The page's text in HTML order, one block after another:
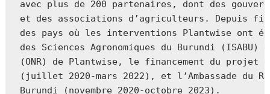
avec plus de 200 partenaires, dont des
et des associations d’agriculteurs.
des pays où les interventions Plantwise ont
des Sciences Agronomiques du Burundi
(ONR) de Plantwise, le financement du
(juillet 2020-mars 2022), et l’Ambassade du
Burundi (novembre 2020-octobre 2023).